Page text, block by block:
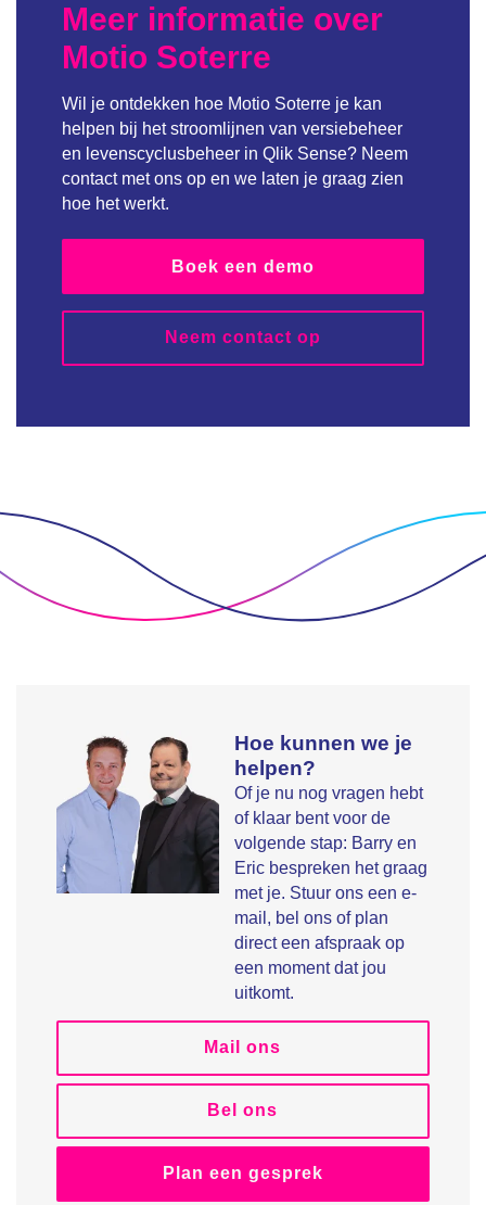
Meer informatie over
Motio Soterre
Wil je ontdekken hoe Motio Soterre je kan
helpen bij het stroomlijnen van versiebeheer
en levenscyclusbeheer in Qlik Sense? Neem
contact met ons op en we laten je graag zien
hoe het werkt.
Boek een demo
Neem contact op
Hoe kunnen we je
helpen?
Of je nu nog vragen hebt
of klaar bent voor de
volgende stap: Barry en
Eric bespreken het graag
met je. Stuur ons een e-
mail, bel ons of plan
direct een afspraak op
een moment dat jou
uitkomt.
Mail ons
Bel ons
Plan een gesprek